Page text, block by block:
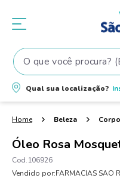
O que você procura? (Ex:
Qual sua localização?
Beleza Corpo
Óleo Rosa
106926
Vendido por:FARMACIAS SAO
Termos mais
1º fralda
shampoo
4º elseve
5º teste gravidez